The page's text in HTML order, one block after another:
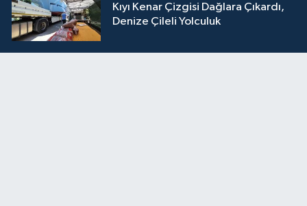
Kıyı Kenar Çizgisi Dağlara Çıkardı,
Denize Çileli Yolculuk